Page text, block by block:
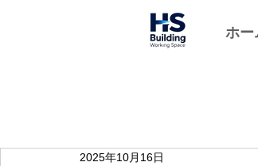
ホー
2025年10月16日